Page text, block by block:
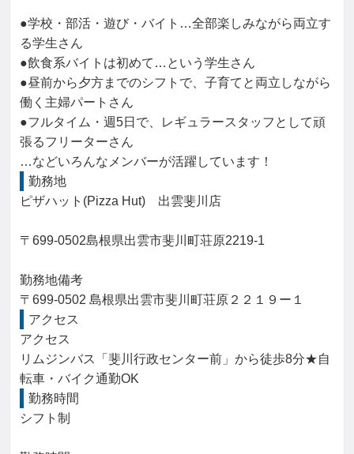
●学校・部活・遊び・バイト…全部楽しみながら両立す
る学生さん
●飲食系バイトは初めて…という学生さん
●昼前から夕方までのシフトで、子育てと両立しながら
働く主婦パートさん
●フルタイム・週5日で、レギュラースタッフとして頑
張るフリーターさん
…などいろんなメンバーが活躍しています！
勤務地
ピザハット(Pizza Hut)　出雲斐川店
〒699-0502島根県出雲市斐川町荘原2219-1
勤務地備考
〒699-0502 島根県出雲市斐川町荘原２２１９ー１
アクセス
アクセス
リムジンバス「斐川行政センター前」から徒歩8分★自
転車・バイク通勤OK
勤務時間
シフト制